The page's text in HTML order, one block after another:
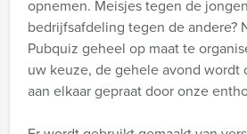
opnemen. Meisjes tegen de
bedrijfsafdeling tegen de andere?
Pubquiz geheel op maat te
uw keuze, de gehele avond wordt
aan elkaar gepraat door onze